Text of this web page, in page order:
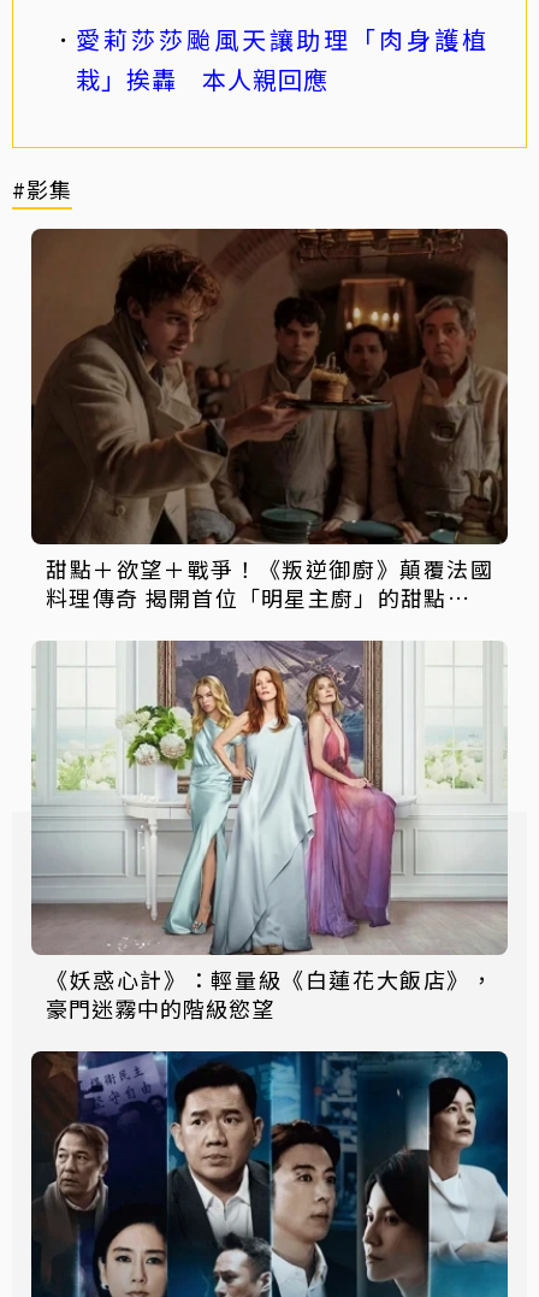
愛莉莎莎颱風天讓助理「肉身護植
栽」挨轟 本人親回應
#影集
甜點＋欲望＋戰爭！《叛逆御廚》顛覆法國
料理傳奇 揭開首位「明星主廚」的甜點帝國
《妖惑心計》：輕量級《白蓮花大飯店》，
豪門迷霧中的階級慾望